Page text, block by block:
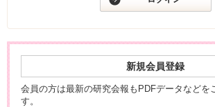
新規会員登録
会員の方は最新の研究会報もPDFデータなどを
す。